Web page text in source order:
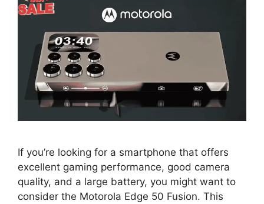
If you’re looking for a smartphone that offers
excellent gaming performance, good camera
quality, and a large battery, you might want to
consider the Motorola Edge 50 Fusion. This